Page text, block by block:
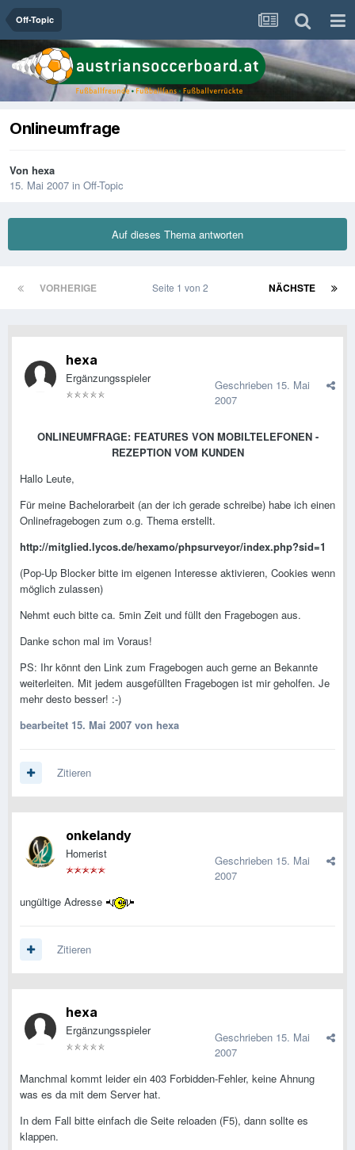
Off-Topic
Onlineumfrage
Von hexa
15. Mai 2007 in Off-Topic
Auf dieses Thema antworten
VORHERIGE NÄCHSTE
Seite 1 von 2
hexa
Ergänzungsspieler Geschrieben 15. Mai
2007
ONLINEUMFRAGE: FEATURES VON MOBILTELEFONEN -
REZEPTION VOM KUNDEN
Hallo Leute,
Für meine Bachelorarbeit (an der ich gerade schreibe) habe ich einen
Onlinefragebogen zum o.g. Thema erstellt.
http:/­/­mitglied.lycos.de/­hexamo/­phpsurveyor/­index.php?­sid=1
(Pop-Up Blocker bitte im eigenen Interesse aktivieren, Cookies wenn
möglich zulassen)
Nehmt euch bitte ca. 5min Zeit und füllt den Fragebogen aus.
Danke schon mal im Voraus!
PS: Ihr könnt den Link zum Fragebogen auch gerne an Bekannte
weiterleiten. Mit jedem ausgefüllten Fragebogen ist mir geholfen. Je
mehr desto besser! :-)
bearbeitet 15. Mai 2007 von hexa
Zitieren
onkelandy
Homerist Geschrieben 15. Mai
2007
ungültige Adresse
Zitieren
hexa
Ergänzungsspieler Geschrieben 15. Mai
2007
Manchmal kommt leider ein 403 Forbidden-Fehler, keine Ahnung
was es da mit dem Server hat.
In dem Fall bitte einfach die Seite reloaden (F5), dann sollte es
klappen.